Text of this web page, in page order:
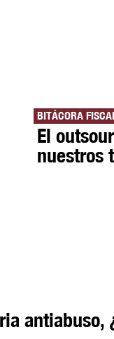
BITÁCORA
El
nuestros
antiabuso,